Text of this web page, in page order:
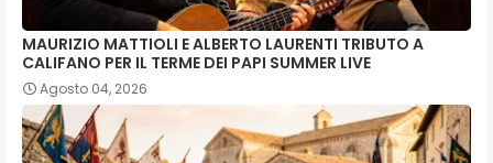
MAURIZIO MATTIOLI E ALBERTO LAURENTI TRIBUTO A
CALIFANO PER IL TERME DEI PAPI SUMMER LIVE
Agosto 04, 2026